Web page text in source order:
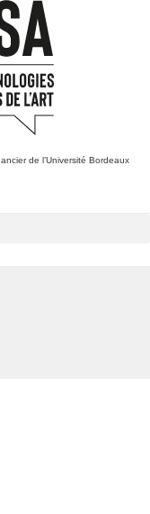
de l’Université Bordeaux